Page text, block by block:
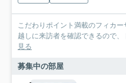
こだわりポイント満載のフィカ
越しに来訪者を確認できるので
見る
募集中の部屋